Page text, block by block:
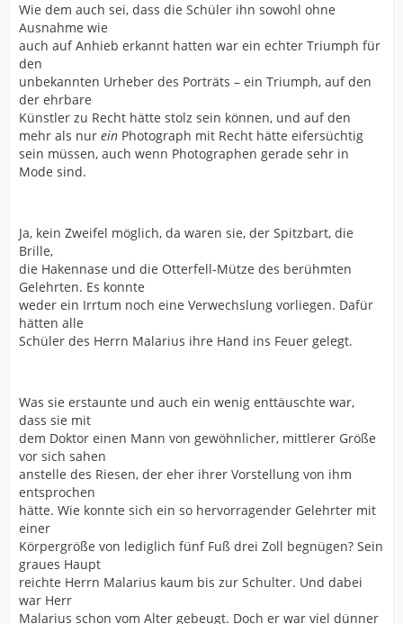
Wie dem auch sei, dass die Schüler ihn sowohl ohne
Ausnahme wie
auch auf Anhieb erkannt hatten war ein echter Triumph für
den
unbekannten Urheber des Porträts – ein Triumph, auf den
der ehrbare
Künstler zu Recht hätte stolz sein können, und auf den
mehr als nur ein Photograph mit Recht hätte eifersüchtig
sein müssen, auch wenn Photographen gerade sehr in
Mode sind.
Ja, kein Zweifel möglich, da waren sie, der Spitzbart, die
Brille,
die Hakennase und die Otterfell-Mütze des berühmten
Gelehrten. Es konnte
weder ein Irrtum noch eine Verwechslung vorliegen. Dafür
hätten alle
Schüler des Herrn Malarius ihre Hand ins Feuer gelegt.
Was sie erstaunte und auch ein wenig enttäuschte war,
dass sie mit
dem Doktor einen Mann von gewöhnlicher, mittlerer Größe
vor sich sahen
anstelle des Riesen, der eher ihrer Vorstellung von ihm
entsprochen
hätte. Wie konnte sich ein so hervorragender Gelehrter mit
einer
Körpergröße von lediglich fünf Fuß drei Zoll begnügen? Sein
graues Haupt
reichte Herrn Malarius kaum bis zur Schulter. Und dabei
war Herr
Malarius schon vom Alter gebeugt. Doch er war viel dünner